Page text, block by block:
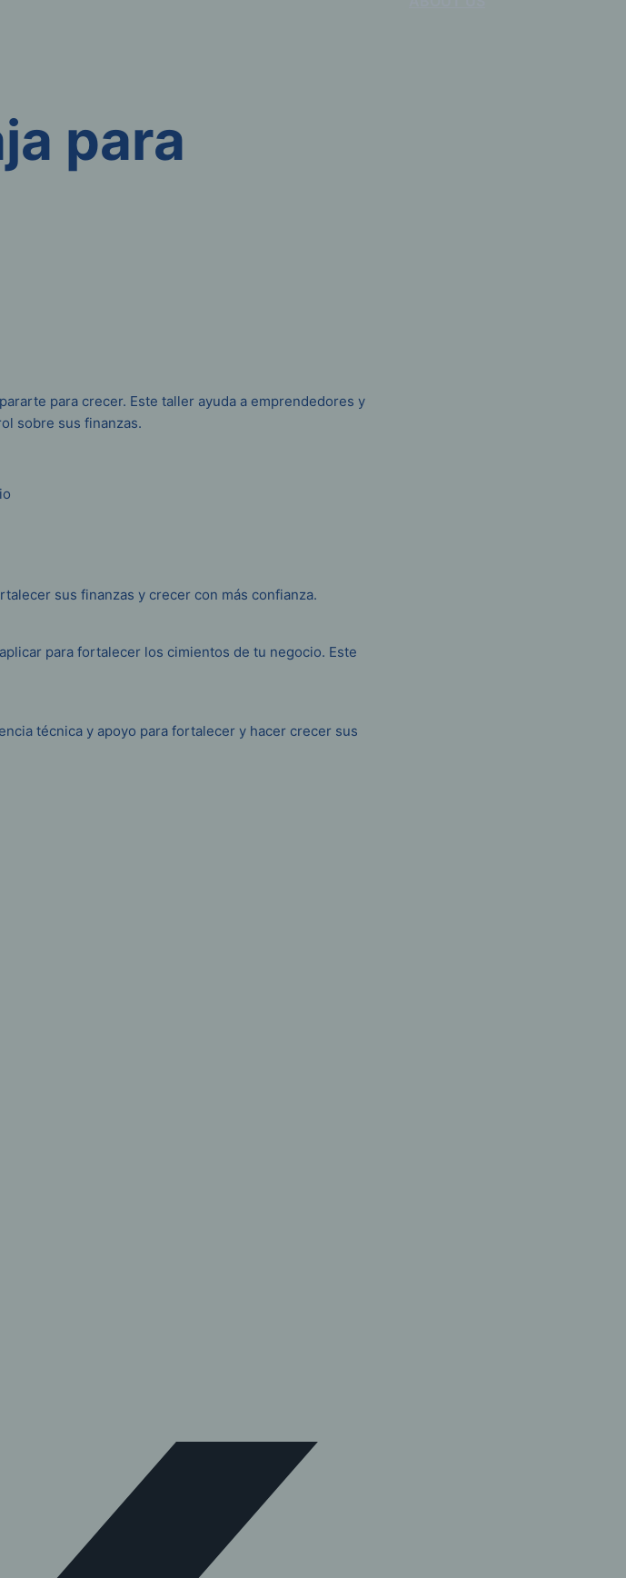
para
para crecer. Este taller ayuda a emprendedores y
sobre sus finanzas.
sus finanzas y crecer con más confianza.
para fortalecer los cimientos de tu negocio. Este
técnica y apoyo para fortalecer y hacer crecer sus